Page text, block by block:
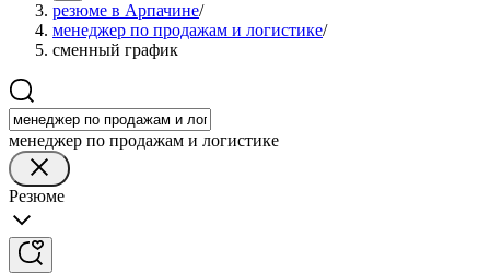
резюме в Арпачине/
менеджер по продажам и логистике/
сменный график
менеджер по продажам и логистике
Резюме